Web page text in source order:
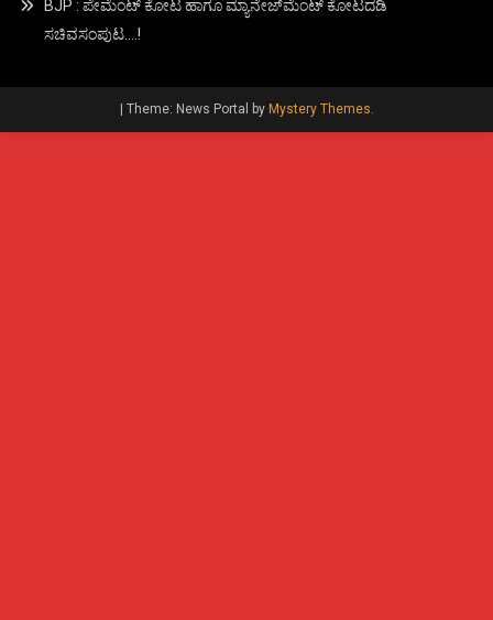
BJP : ಪೇಮೆಂಟ್ ಕೋಟ ಹಾಗೂ ಮ್ಯಾನೇಜ್‍ಮೆಂಟ್ ಕೋಟದಡಿ
ಸಚಿವಸಂಪುಟ….!
Theme: News Portal by Mystery Themes.